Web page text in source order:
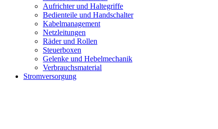
Aufrichter und Haltegriffe
Bedienteile und Handschalter
Kabelmanagement
Netzleitungen
Räder und Rollen
Steuerboxen
Gelenke und Hebelmechanik
Verbrauchsmaterial
Stromversorgung